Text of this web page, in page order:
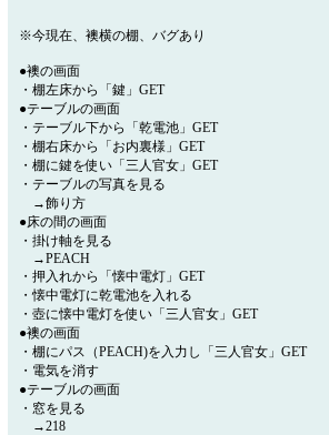
※今現在、襖横の棚、バグあり
●襖の画面
・棚左床から「鍵」GET
●テーブルの画面
・テーブル下から「乾電池」GET
・棚右床から「お内裏様」GET
・棚に鍵を使い「三人官女」GET
・テーブルの写真を見る
→飾り方
●床の間の画面
・掛け軸を見る
→PEACH
・押入れから「懐中電灯」GET
・懐中電灯に乾電池を入れる
・壺に懐中電灯を使い「三人官女」GET
●襖の画面
・棚にパス（PEACH)を入力し「三人官女」GET
・電気を消す
●テーブルの画面
・窓を見る
→218